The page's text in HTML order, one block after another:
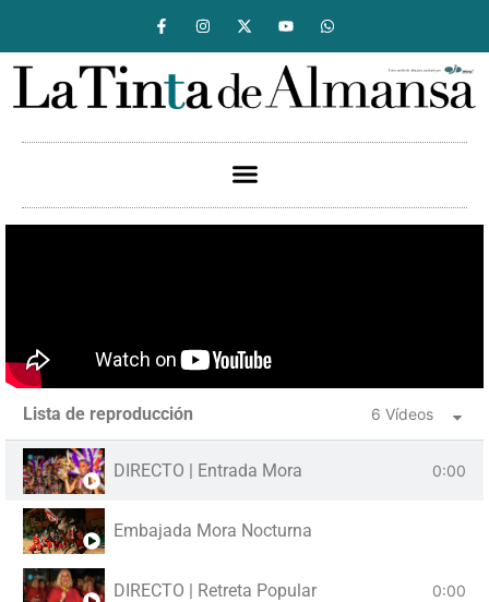
Lista de reproducción 6 Vídeos
DIRECTO | Entrada Mora 0:00
Embajada Mora Nocturna
DIRECTO | Retreta Popular 0:00